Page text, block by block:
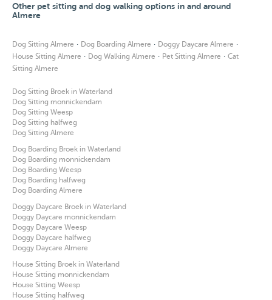
Other pet sitting and dog walking options in and around
Almere
Dog Sitting Almere · Dog Boarding Almere · Doggy Daycare Almere ·
House Sitting Almere · Dog Walking Almere · Pet Sitting Almere · Cat
Sitting Almere
Dog Sitting Broek in Waterland
Dog Sitting monnickendam
Dog Sitting Weesp
Dog Sitting halfweg
Dog Sitting Almere
Dog Boarding Broek in Waterland
Dog Boarding monnickendam
Dog Boarding Weesp
Dog Boarding halfweg
Dog Boarding Almere
Doggy Daycare Broek in Waterland
Doggy Daycare monnickendam
Doggy Daycare Weesp
Doggy Daycare halfweg
Doggy Daycare Almere
House Sitting Broek in Waterland
House Sitting monnickendam
House Sitting Weesp
House Sitting halfweg